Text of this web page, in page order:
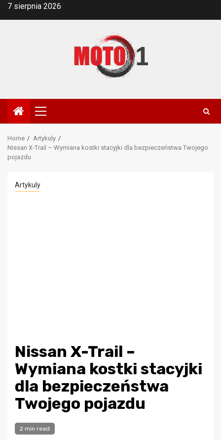
Skip7 sierpnia 2026
Primary
Menu
Home
Artykuly
Nissan X-Trail – Wymiana kostki stacyjki dla bezpieczeństwa Twojego
pojazdu
Artykuly
Nissan X-Trail –
Wymiana kostki stacyjki
dla bezpieczeństwa
Twojego pojazdu
2 min read